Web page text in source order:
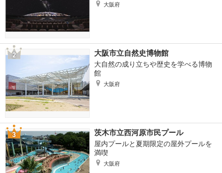
大阪府
大阪市立自然史博物館
大自然の成り立ちや歴史を学べる博物
館
大阪府
茨木市立西河原市民プール
屋内プールと夏期限定の屋外プールを
満喫
大阪府